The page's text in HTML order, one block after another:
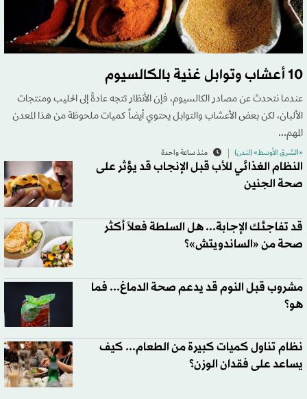
10 أعشاب وتوابل غنية بالكالسيوم
عندما نتحدث عن مصادر الكالسيوم، فإن الأنظار تتجه عادةً إلى الحليب ومنتجات
الألبان، لكن بعض الأعشاب والتوابل يحتوي أيضاً كميات ملحوظة من هذا المعدن
المهم...
«الشرق الأوسط» (لندن) منذ ساعة واحدة
النظام الغذائي للأب قبل الإنجاب قد يؤثر على
صحة الجنين
قد تفاجئك الإجابة... هل السلطة فعلاً أكثر
صحة من «الساندويتش»؟
مشروب قبل النوم قد يدعم صحة الدماغ... فما
هو؟
نظام تناول كميات كبيرة من الطعام... كيف
يساعد على فقدان الوزن؟